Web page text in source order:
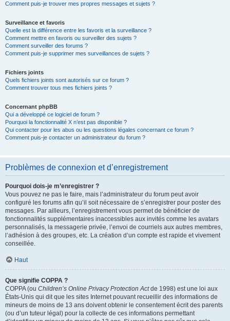
Comment puis-je trouver mes propres messages et sujets ?
Surveillance et favoris
Quelle est la différence entre les favoris et la surveillance ?
Comment mettre en favoris ou surveiller des sujets ?
Comment surveiller des forums ?
Comment puis-je supprimer mes surveillances de sujets ?
Fichiers joints
Quels fichiers joints sont autorisés sur ce forum ?
Comment trouver tous mes fichiers joints ?
Concernant phpBB
Qui a développé ce logiciel de forum ?
Pourquoi la fonctionnalité X n’est pas disponible ?
Qui contacter pour les abus ou les questions légales concernant ce forum ?
Comment puis-je contacter un administrateur du forum ?
Problèmes de connexion et d’enregistrement
Pourquoi dois-je m’enregistrer ?
Vous pouvez ne pas le faire, mais l’administrateur du forum peut avoir
configuré les forums afin qu’il soit nécessaire de s’enregistrer pour poster des
messages. Par ailleurs, l’enregistrement vous permet de bénéficier de
fonctionnalités supplémentaires inaccessibles aux invités comme les avatars
personnalisés, la messagerie privée, l’envoi de courriels aux autres membres,
l’adhésion à des groupes, etc. La création d’un compte est rapide et vivement
conseillée.
Haut
Que signifie COPPA ?
COPPA (ou Children’s Online Privacy Protection Actde 1998) est une loi aux
États-Unis qui dit que les sites Internet pouvant recueillir des informations de
mineurs de moins de 13 ans doivent obtenir le consentement écrit des parents
(ou d’un tuteur légal) pour la collecte de ces informations permettant